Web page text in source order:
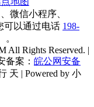
微信小程序、
可以通过电话 198-
。
All Rights Reserved. |
备案： 皖公网安备
天 | Powered by 小